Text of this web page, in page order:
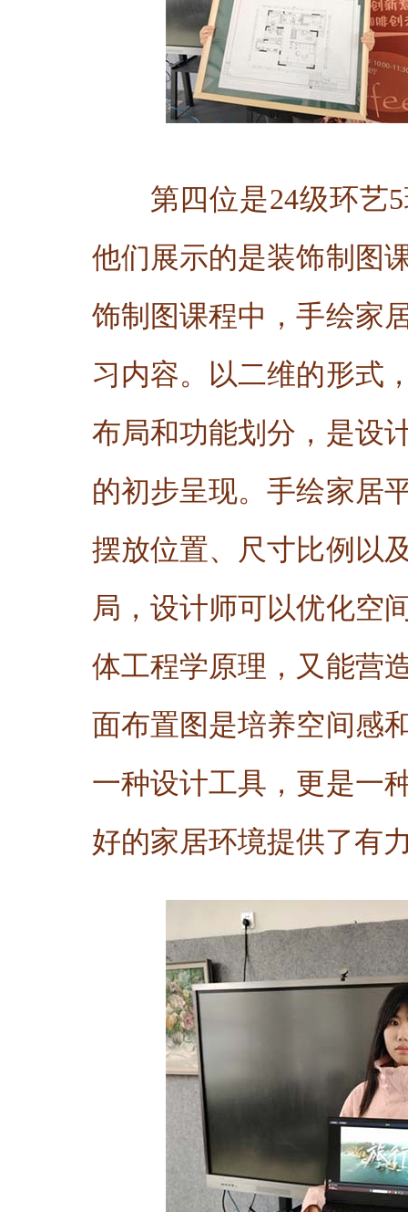
第四位是24级环艺
他们展示的是装饰制图
饰制图课程中，手绘家
习内容。以二维的形式
布局和功能划分，是设
的初步呈现。手绘家居
摆放位置、尺寸比例以
局，设计师可以优化空
体工程学原理，又能营
面布置图是培养空间感
一种设计工具，更是一
好的家居环境提供了有